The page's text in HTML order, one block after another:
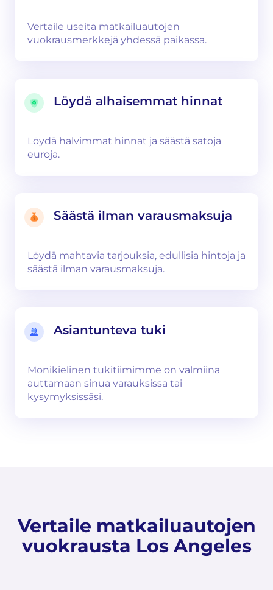
Vertaile useita matkailuautojen
vuokrausmerkkejä yhdessä paikassa.
Löydä alhaisemmat hinnat
Löydä halvimmat hinnat ja säästä satoja
euroja.
Säästä ilman varausmaksuja
Löydä mahtavia tarjouksia, edullisia hintoja ja
säästä ilman varausmaksuja.
Asiantunteva tuki
Monikielinen tukitiimimme on valmiina
auttamaan sinua varauksissa tai
kysymyksissäsi.
Vertaile matkailuautojen
vuokrausta Los Angeles